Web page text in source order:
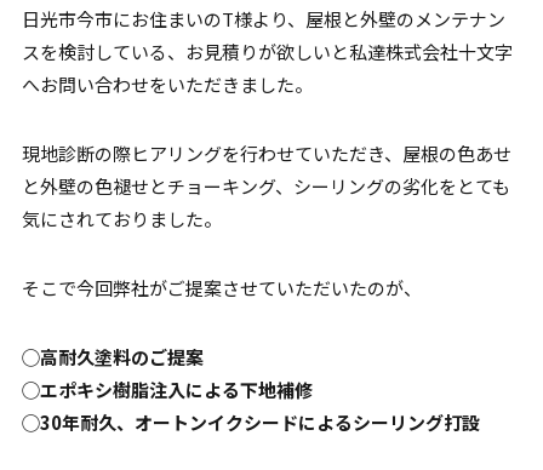
日光市今市にお住まいのT様より、屋根と外壁のメンテナン
スを検討している、お見積りが欲しいと私達株式会社十文字
へお問い合わせをいただきました。
現地診断の際ヒアリングを行わせていただき、屋根の色あせ
と外壁の色褪せとチョーキング、シーリングの劣化をとても
気にされておりました。
そこで今回弊社がご提案させていただいたのが、
◯高耐久塗料のご提案
◯エポキシ樹脂注入による下地補修
◯30年耐久、オートンイクシードによるシーリング打設